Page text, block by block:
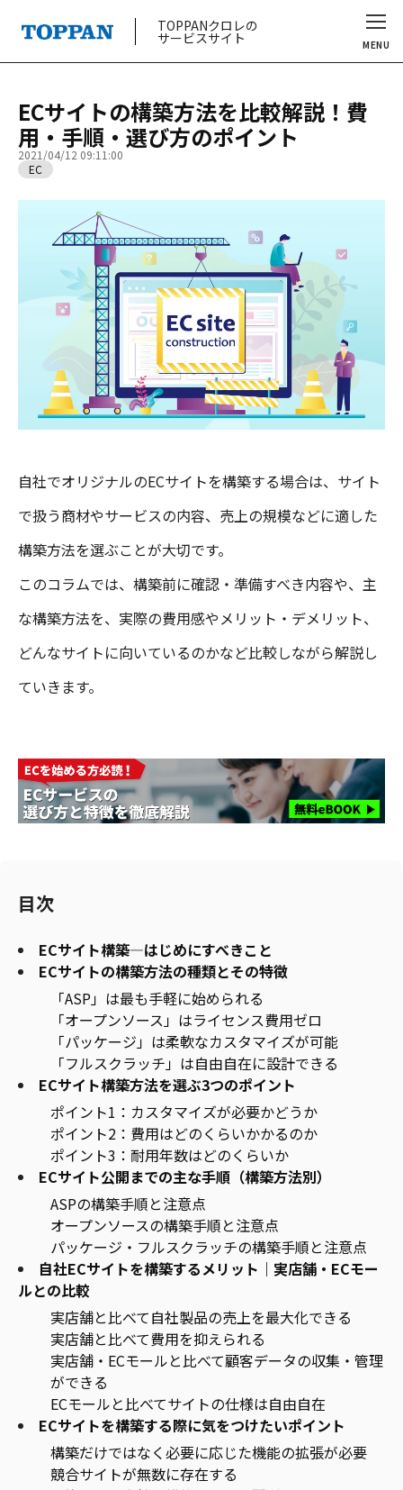
TOPPANクロレの
サービスサイト MENU
ECサイトの構築方法を比較解説！費
用・手順・選び方のポイント
2021/04/12 09:11:00
EC
自社でオリジナルのECサイトを構築する場合は、サイト
で扱う商材やサービスの内容、売上の規模などに適した
構築方法を選ぶことが大切です。
このコラムでは、構築前に確認・準備すべき内容や、主
な構築方法を、実際の費用感やメリット・デメリット、
どんなサイトに向いているのかなど比較しながら解説し
ていきます。
目次
ECサイト構築―はじめにすべきこと
ECサイトの構築方法の種類とその特徴
「ASP」は最も手軽に始められる
「オープンソース」はライセンス費用ゼロ
「パッケージ」は柔軟なカスタマイズが可能
「フルスクラッチ」は自由自在に設計できる
ECサイト構築方法を選ぶ3つのポイント
ポイント1：カスタマイズが必要かどうか
ポイント2：費用はどのくらいかかるのか
ポイント3：耐用年数はどのくらいか
ECサイト公開までの主な手順（構築方法別）
ASPの構築手順と注意点
オープンソースの構築手順と注意点
パッケージ・フルスクラッチの構築手順と注意点
自社ECサイトを構築するメリット｜実店舗・ECモー
ルとの比較
実店舗と比べて自社製品の売上を最大化できる
実店舗と比べて費用を抑えられる
実店舗・ECモールと比べて顧客データの収集・管理
ができる
ECモールと比べてサイトの仕様は自由自在
ECサイトを構築する際に気をつけたいポイント
構築だけではなく必要に応じた機能の拡張が必要
競合サイトが無数に存在する